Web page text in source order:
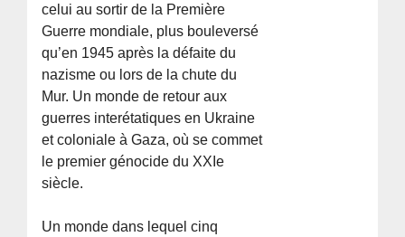
celui au sortir de la Première
Guerre mondiale, plus bouleversé
qu’en 1945 après la défaite du
nazisme ou lors de la chute du
Mur. Un monde de retour aux
guerres interétatiques en Ukraine
et coloniale à Gaza, où se commet
le premier génocide du XXIe
siècle.
Un monde dans lequel cinq